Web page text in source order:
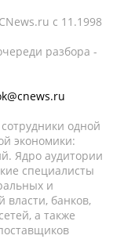
c 11.1998
разбора -
одной
экономики:
Ядро аудитории
специалисты
и
власти, банков,
а также